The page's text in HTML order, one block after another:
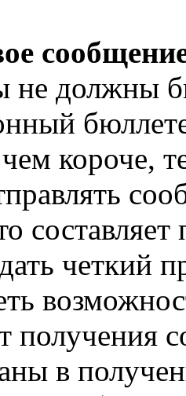
не должны
короче,
четкий
в